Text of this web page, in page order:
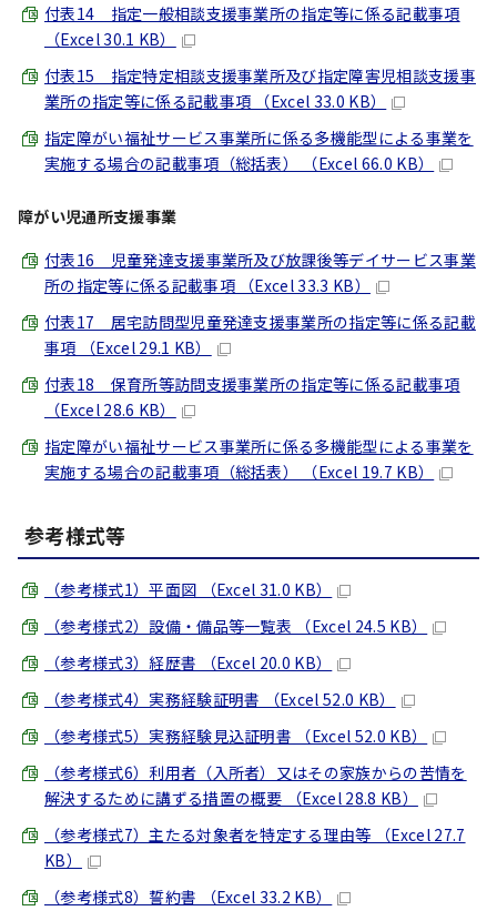
付表14 指定一般相談支援事業所の指定等に係る記載事項
（Excel 30.1 KB）
付表15 指定特定相談支援事業所及び指定障害児相談支援事
業所の指定等に係る記載事項 （Excel 33.0 KB）
指定障がい福祉サービス事業所に係る多機能型による事業を
実施する場合の記載事項（総括表） （Excel 66.0 KB）
障がい児通所支援事業
付表16 児童発達支援事業所及び放課後等デイサービス事業
所の指定等に係る記載事項 （Excel 33.3 KB）
付表17 居宅訪問型児童発達支援事業所の指定等に係る記載
事項 （Excel 29.1 KB）
付表18 保育所等訪問支援事業所の指定等に係る記載事項
（Excel 28.6 KB）
指定障がい福祉サービス事業所に係る多機能型による事業を
実施する場合の記載事項（総括表） （Excel 19.7 KB）
参考様式等
（参考様式1）平面図 （Excel 31.0 KB）
（参考様式2）設備・備品等一覧表 （Excel 24.5 KB）
（参考様式3）経歴書 （Excel 20.0 KB）
（参考様式4）実務経験証明書 （Excel 52.0 KB）
（参考様式5）実務経験見込証明書 （Excel 52.0 KB）
（参考様式6）利用者（入所者）又はその家族からの苦情を
解決するために講ずる措置の概要 （Excel 28.8 KB）
（参考様式7）主たる対象者を特定する理由等 （Excel 27.7
KB）
（参考様式8）誓約書 （Excel 33.2 KB）